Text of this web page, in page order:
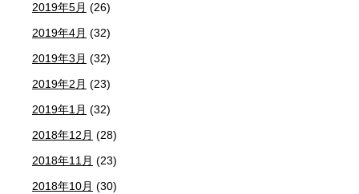
2019年5月 (26)
2019年4月 (32)
2019年3月 (32)
2019年2月 (23)
2019年1月 (32)
2018年12月 (28)
2018年11月 (23)
2018年10月 (30)